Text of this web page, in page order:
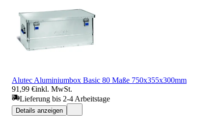
Alutec Aluminiumbox Basic 80 Maße 750x355x300mm
91,99 €inkl. MwSt.
Lieferung bis 2-4 Arbeitstage
Details anzeigen